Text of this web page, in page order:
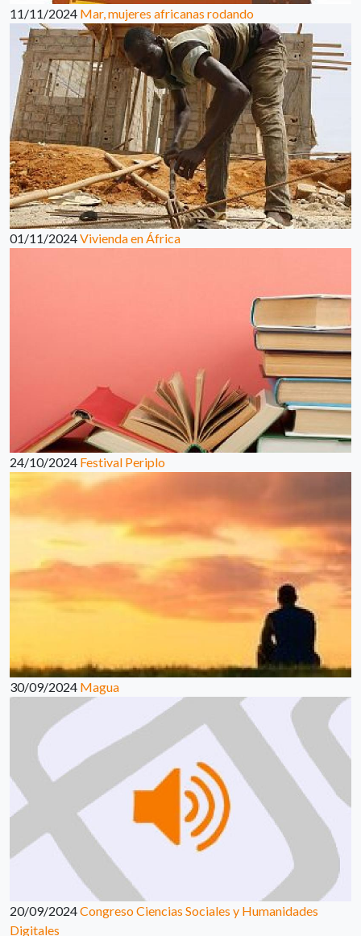
11/11/2024 Mar, mujeres africanas rodando
01/11/2024Vivienda en África
24/10/2024 Festival Periplo
30/09/2024 Magua
20/09/2024Congreso Ciencias Sociales y Humanidades
Digitales